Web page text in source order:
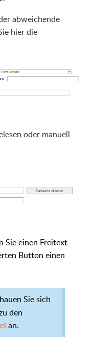
abweichende
hier die
oder manuell
Sie einen Freitext
Button einen
Sie sich
den
an.